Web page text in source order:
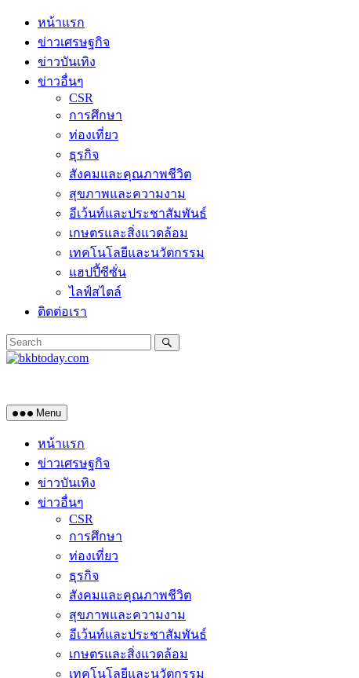
Skip
content
หน้าแรก
ข่าวเศรษฐกิจ
ข่าวบันเทิง
ข่าวอื่นๆ
CSR
การศึกษา
ท่องเที่ยว
ธุรกิจ
สังคมและคุณภาพชีวิต
สุขภาพและความงาม
อีเว้นท์และประชาสัมพันธ์
เกษตรและสิ่งแวดล้อม
เทคโนโลยีและนวัตกรรม
แฮปปี้ซีซั่น
ไลฟ์สไตล์
ติดต่อเรา
Menu
หน้าแรก
ข่าวเศรษฐกิจ
ข่าวบันเทิง
ข่าวอื่นๆ
CSR
การศึกษา
ท่องเที่ยว
ธุรกิจ
สังคมและคุณภาพชีวิต
สุขภาพและความงาม
อีเว้นท์และประชาสัมพันธ์
เกษตรและสิ่งแวดล้อม
เทคโนโลยีและนวัตกรรม